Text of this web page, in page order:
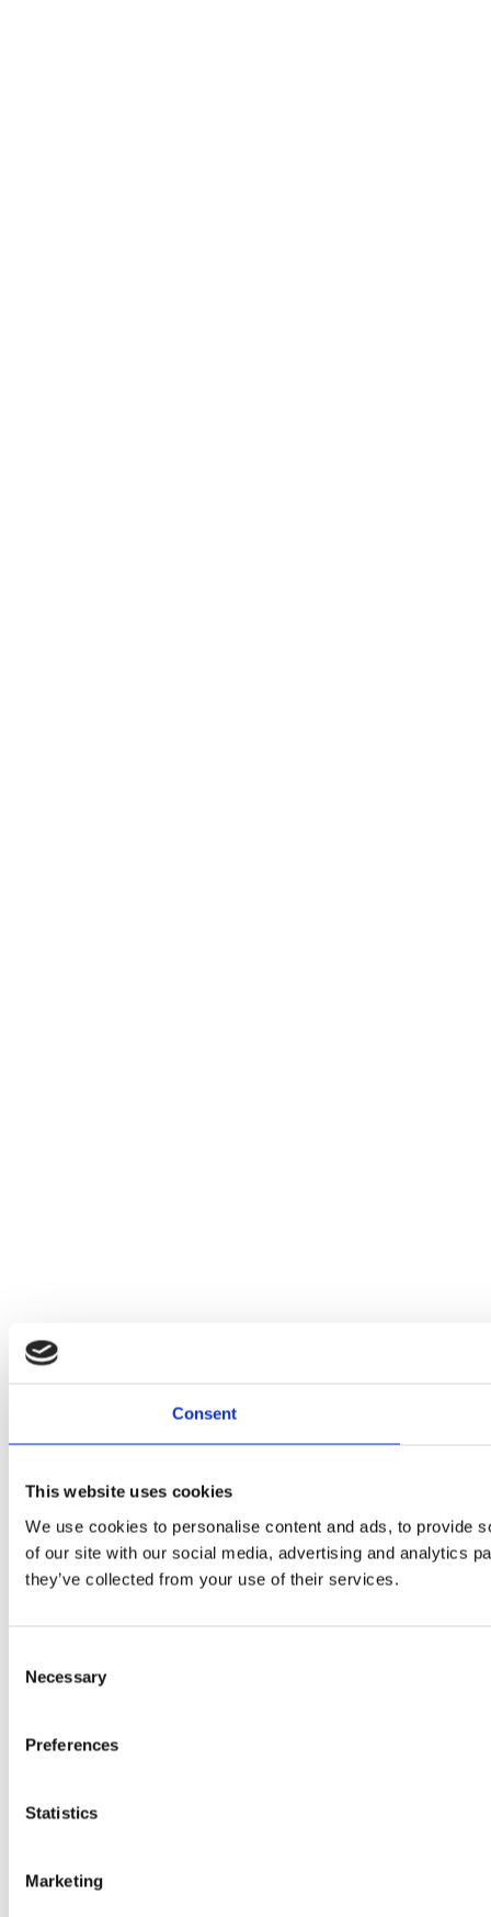
Consent
This website uses cookies
We use cookies to personalise content and ads, to provide
of our site with our social media, advertising and analytics
they’ve collected from your use of their services.
Selection
Necessary
Preferences
Statistics
Marketing